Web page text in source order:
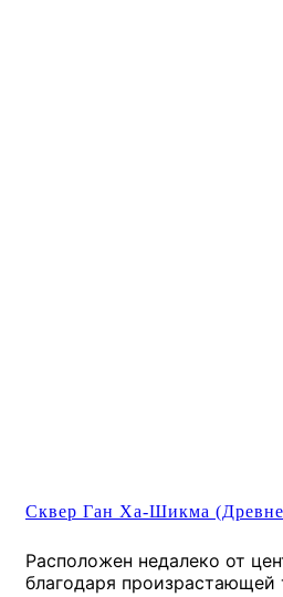
Сквер Ган Ха-Шикма
Расположен недалеко от
благодаря